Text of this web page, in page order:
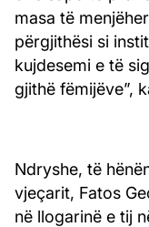
masa të
përgjithësi si
kujdesemi e të
gjithë fëmijëve”,
Ndryshe, të
vjeçarit, Fatos
në llogarinë e tij